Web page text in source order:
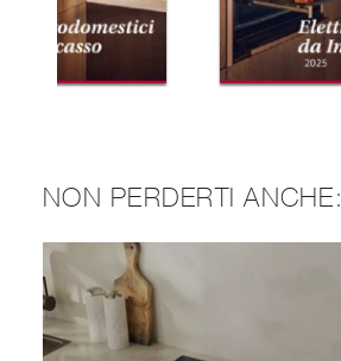
NON PERDERTI ANCHE: